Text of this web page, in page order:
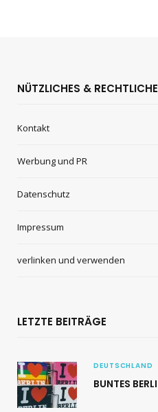
NÜTZLICHES &
Kontakt
Werbung und PR
Datenschutz
Impressum
verlinken und verwenden
LETZTE BEITRÄGE
DEUTSCHLAND
BUNTES